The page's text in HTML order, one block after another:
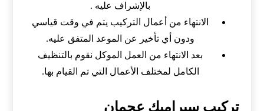
بالإشراف عليه .
الانتهاء من أعمال التركيب يتم في وقت قياسي
ودون أي تأخير عن الموعد المتفق عليه.
بعد الانتهاء من العمل الموكل نقوم بالتنظيف
الكامل لمختلف الأعمال التي تم القيام بها.
تركيب سيراميك عجمان